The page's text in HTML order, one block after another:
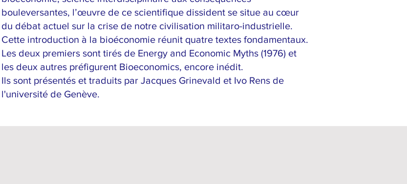
bouleversantes, l’œuvre de ce scientifique dissident se situe au cœur
du débat actuel sur la crise de notre civilisation militaro-industrielle.
Cette introduction à la bioéconomie réunit quatre textes fondamentaux.
Les deux premiers sont tirés de Energy and Economic Myths (1976) et
les deux autres préfigurent Bioeconomics, encore inédit.
Ils sont présentés et traduits par Jacques Grinevald et Ivo Rens de
l'université de Genève.